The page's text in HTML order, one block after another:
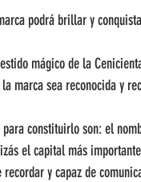
podrá brillar y
mágico de la
marca sea reconocida y
para constituirlo son: el
el capital más
y capaz de